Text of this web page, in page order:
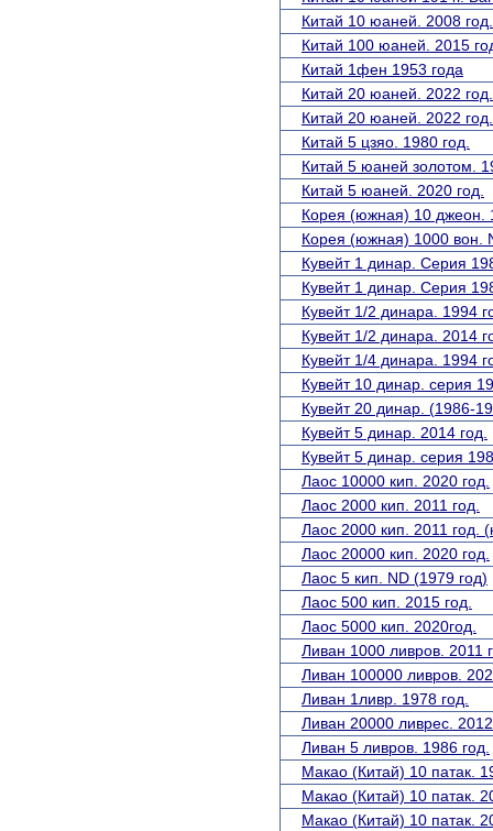
Китай 10 юаней. 2008
Китай 100 юаней. 2015
Китай 1фен 1953 года
Китай 20 юаней. 2022 год.
Китай 20 юаней. 2022 год.
Китай 5 цзяо. 1980 год.
Китай 5 юаней золотом.
Китай 5 юаней. 2020 год.
Корея (южная) 10 джеон.
Корея (южная) 1000 вон.
Кувейт 1 динар. Серия
Кувейт 1 динар. Серия
Кувейт 1/2 динара. 1994
Кувейт 1/2 динара. 2014
Кувейт 1/4 динара. 1994
Кувейт 10 динар. серия
Кувейт 20 динар. (1986-
Кувейт 5 динар. 2014 год.
Кувейт 5 динар. серия
Лаос 10000 кип. 2020 год.
Лаос 2000 кип. 2011 год.
Лаос 2000 кип. 2011 год.
Лаос 20000 кип. 2020 год.
Лаос 5 кип. ND (1979 год)
Лаос 500 кип. 2015 год.
Лаос 5000 кип. 2020год.
Ливан 1000 ливров. 2011
Ливан 100000 ливров.
Ливан 1ливр. 1978 год.
Ливан 20000 ливрес.
Ливан 5 ливров. 1986 год.
Макао (Китай) 10 патак.
Макао (Китай) 10 патак.
Макао (Китай) 10 патак.